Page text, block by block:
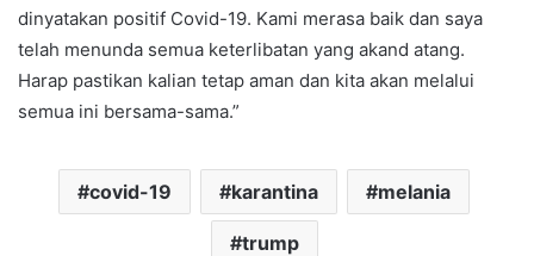
dinyatakan positif Covid-19. Kami merasa baik dan saya
telah menunda semua keterlibatan yang akand atang.
Harap pastikan kalian tetap aman dan kita akan melalui
semua ini bersama-sama.”
covid-19 karantina melania
trump